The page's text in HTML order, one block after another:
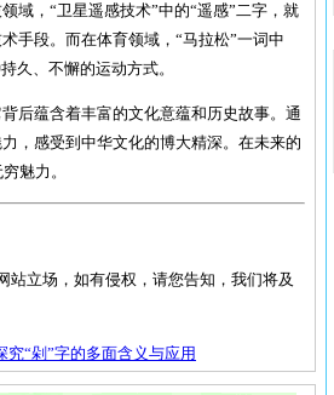
域，“卫星遥感技术”中的“遥感”二字，就
手段。而在体育领域，“马拉松”一词中
久、不懈的运动方式。
后蕴含着丰富的文化意蕴和历史故事。通
，感受到中华文化的博大精深。在未来的
魅力。
站立场，如有侵权，请您告知，我们将及
究“剁”字的多面含义与应用